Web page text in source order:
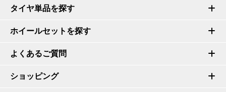
タイヤ単品を探す
ホイールセットを探す
よくあるご質問
ショッピング